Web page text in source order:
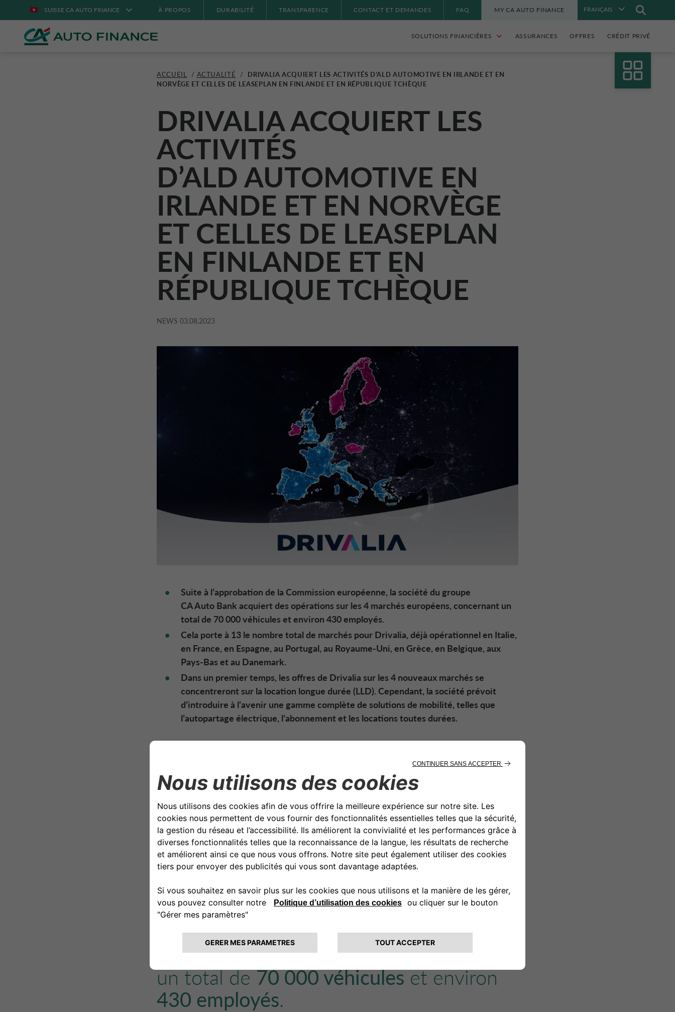
SUISSE CA AUTO FINANCE À PROPOS DURABILITÉ TRANSPARENCE CONTACT ET DEMANDES FAQ MY CA AUTO FINANCE FRANÇAIS
SOLUTIONS FINANCIÈRES ASSURANCES OFFRES CRÉDIT PRIVÉ
ACCUEIL / ACTUALITÉ /
DRIVALIA ACQUIERT LES ACTIVITÉS D’ALD AUTOMOTIVE EN IRLANDE ET EN
NORVÈGE ET CELLES DE LEASEPLAN EN FINLANDE ET EN RÉPUBLIQUE TCHÈQUE
DRIVALIA ACQUIERT LES
ACTIVITÉS
D’ALD AUTOMOTIVE EN
IRLANDE ET EN NORVÈGE
ET CELLES DE LEASEPLAN
EN FINLANDE ET EN
RÉPUBLIQUE TCHÈQUE
NEWS 03.08.2023
Suite à l’approbation de la Commission européenne, la société du groupe
CA Auto Bank acquiert des opérations sur les 4 marchés européens, concernant un
total de 70 000 véhicules et environ 430 employés.
Cela porte à 13 le nombre total de marchés pour Drivalia, déjà opérationnel en Italie,
en France, en Espagne, au Portugal, au Royaume-Uni, en Grèce, en Belgique, aux
Pays-Bas et au Danemark.
Dans un premier temps, les offres de Drivalia sur les 4 nouveaux marchés se
concentreront sur la location longue durée (LLD). Cependant, la société prévoit
d’introduire à l’avenir une gamme complète de solutions de mobilité, telles que
l’autopartage électrique, l’abonnement et les locations toutes durées.
franchit une étape significative
dans son processus de croissance
européenne. Suite à l’approbation de la
Commission européenne, la société de
location et de mobilité du groupe
CA Auto Banka officiellement
l’acquisition des opérations
d’ALD Automotiveen Norvège et en
Irlande, ainsi que celles de Leaseplan en
République tchèque
et en Finlande, pour
un total de70 000 véhiculeset environ
430 employés.